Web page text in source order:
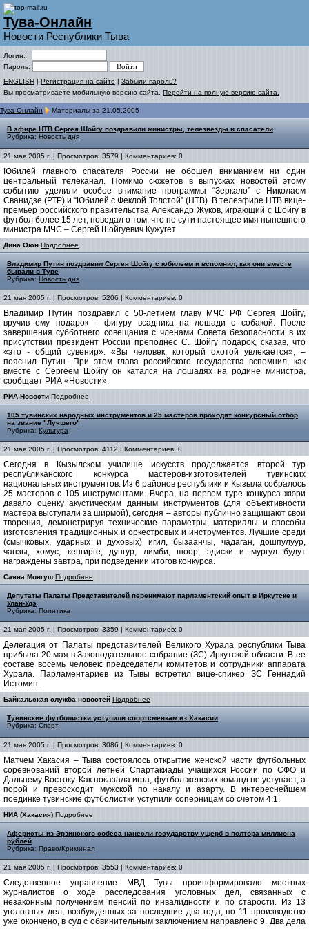
Тува-Онлайн
Новости Республики Тыва
Логин:
Пароль:
ENGLISH | Регистрация на сайте | Забыли пароль?
Вы просматриваете мобильную версию сайта. Перейти на полную версию сайта.
Тува-Онлайн Материалы за 21.05.2005
В эфире НТВ Сергея Шойгу поздравили министры, телезвезды и спасатели
Рубрика: Новость дня
21 мая 2005 г. | Просмотров: 3579 | Комментариев: 0
Юбилей главного спасателя России не обошел вниманием ни один
центральный телеканал. Помимо сюжетов в выпусках новостей этому
событию уделили особое внимание программы “Зеркало” с Николаем
Сванидзе (РТР) и “Юбилей с Феклой Толстой” (НТВ). В телеэфире НТВ вице-
премьер российского правительства Александр Жуков, играющий с Шойгу в
футбол более 15 лет, поведал о том, что по сути настоящее имя нынешнего
министра МЧС – Сергей Шойгуевич Кужугет.
Дина Оюн Подробнее
Владимир Путин поздравил Сергея Шойгу с юбилеем и вспомнил, как они вместе
бывали в Туве
Рубрика: Новость дня
21 мая 2005 г. | Просмотров: 5206 | Комментариев: 0
Владимир Путин поздравил с 50-летием главу МЧС РФ Сергея Шойгу,
вручив ему подарок – фигуру всадника на лошади с собакой. После
завершения субботнего совещания с членами Совета безопасности в их
присутствии президент России преподнес С. Шойгу подарок, сказав, что
«это - общий сувенир». «Вы человек, который охотой увлекается», –
пояснил Путин. При этом глава российского государства вспомнил, как
вместе с Сергеем Шойгу он катался на лошадях на родине министра,
сообщает РИА «Новости».
РИА-Новости Подробнее
105 тувинских народных инструментов и 25 мастеров проходят конкурсный отбор
на звание "Лучшего"
Рубрика: Культура
21 мая 2005 г. | Просмотров: 4112 | Комментариев: 0
Сегодня в Кызылском училише искусств продолжается второй тур
республиканского конкурса мастеров-изготовителей тувинских
национальных инструментов. Из 6 районов республики и Кызыла собралось
25 мастеров с 105 инструментами. Вчера, на первом туре конкурса жюри
давало оценку акустическим данным инструментов (для объективности
мастера выступали за ширмой), сегодня – авторы публично защищают свои
творения, демонстрируя технические параметры, материалы и способы
изготовления традиционных и оркестровых и инструментов. Лучшие среди
(смычковых, ударных и духовых) игил, бызаанчы, чадаган, дошпулуур,
чанзы, хомус, кенгирге, дунгур, лимби, шоор, эдиски и мургул будут
награждены завтра, при подведении итогов конкурса.
Саяна Монгуш Подробнее
Депутаты Палаты Представителей перенимают парламентский опыт в Иркутске и
Улан-Удэ
Рубрика: Политика
21 мая 2005 г. | Просмотров: 3359 | Комментариев: 0
Делегация от Палаты представителей Великого Хурала республики Тыва
прибыла 20 мая в Законодательное собрание (ЗС) Иркутской области. В ее
составе восемь человек: председатели комитетов и сотрудники аппарата
Хурала. Парламентариев из Тывы встретил вице-спикер ЗС Геннадий
Истомин.
Байкальская служба новостей Подробнее
Тувинские футболистки уступили спортсменкам из Хакасии
Рубрика: Спорт
21 мая 2005 г. | Просмотров: 3086 | Комментариев: 0
Матчем Хакасия – Тыва состоялось открытие женской части футбольных
соревнований второй летней Спартакиады учащихся России по СФО и
Дальнему Востоку. Как показала игра, футбол женских команд не уступает, а
порой и превосходит мужской по накалу и азарту. В интереснейшем
поединке тувинские футболистки уступили соперницам со счетом 4:1.
НИА (Хакасия) Подробнее
Аферисты из Эрзинского собеса нанесли государству ущерб в полтора миллиона
рублей
Рубрика: Право/Криминал
21 мая 2005 г. | Просмотров: 3553 | Комментариев: 0
Следственное управление МВД Тувы проинформировало местных
журналистов о ходе расследования уголовных дел, связанных с
незаконным получением пенсий по инвалидности и по старости. Из 13
уголовных дел, возбужденных за последние два года, по 11 производство
уже окончено, в суд с обвинительным заключением направлено 9. Два дела